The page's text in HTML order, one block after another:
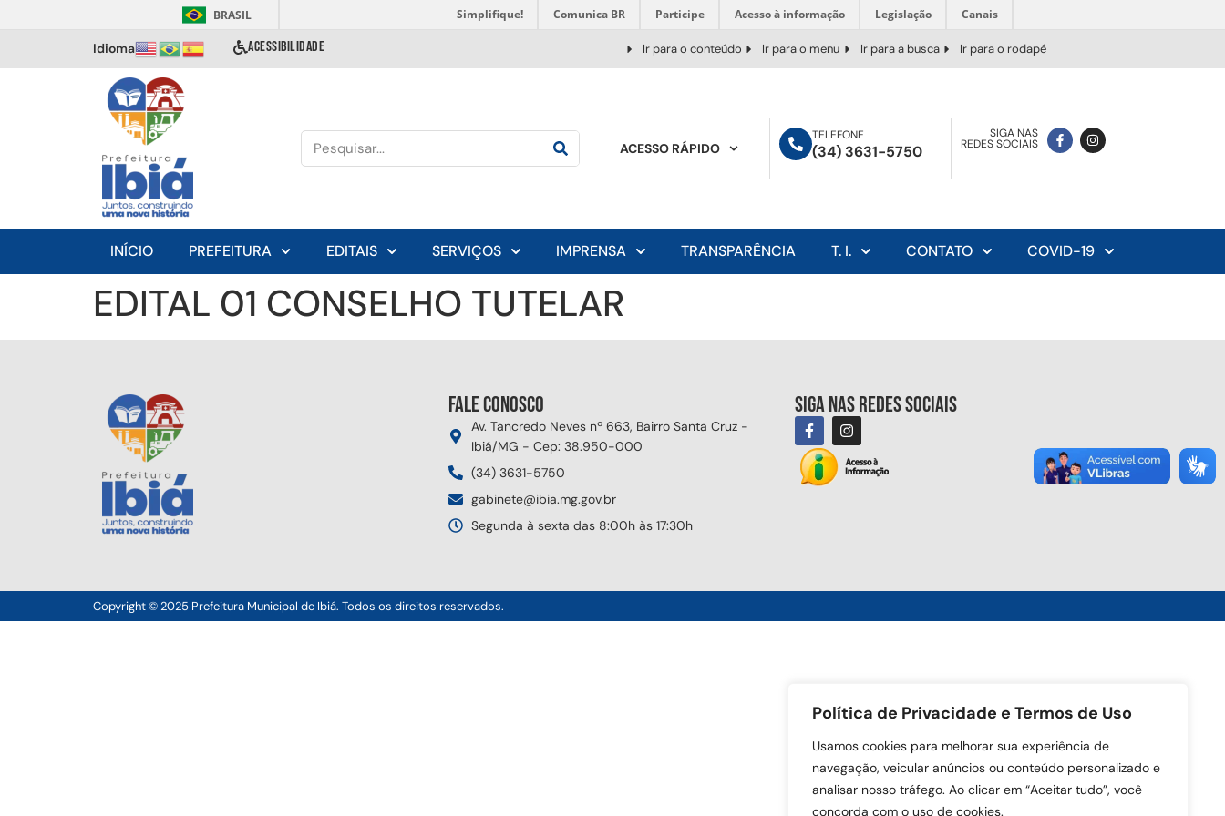
Política de Privacidade e Termos de Uso
Usamos cookies para melhorar sua experiência de
navegação, veicular anúncios ou conteúdo personalizado e
analisar nosso tráfego. Ao clicar em “Aceitar tudo”, você
concorda com o uso de cookies.
BRASIL Simplifique! Comunica BR Participe Acesso à informação Legislação Canais
Idioma ACESSIBILIDADE Ir para o conteúdo Ir para o menu Ir para a busca Ir para o rodapé
ACESSO RÁPIDO
TELEFONE
(34) 3631-5750
SIGA NAS
REDES SOCIAIS
INÍCIO PREFEITURA EDITAIS SERVIÇOS IMPRENSA TRANSPARÊNCIA T. I. CONTATO COVID-19
EDITAL 01 CONSELHO TUTELAR
Fale conosco
Av. Tancredo Neves nº 663, Bairro Santa Cruz -
Ibiá/MG - Cep: 38.950-000
(34) 3631-5750
gabinete@ibia.mg.gov.br
Segunda à sexta das 8:00h às 17:30h
Siga nas redes sociais
Copyright © 2025 Prefeitura Municipal de Ibiá. Todos os direitos reservados.